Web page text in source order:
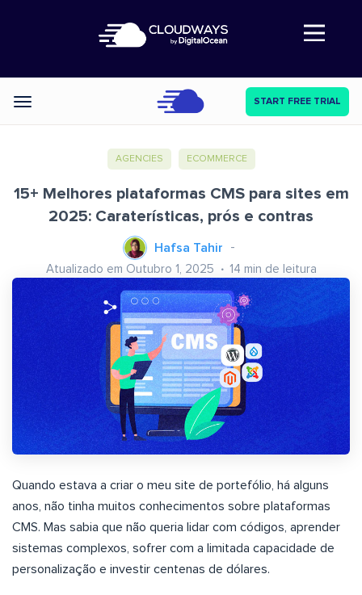
Abre a navegação
Categories START FREE TRIAL
AGENCIES ECOMMERCE
15+ Melhores plataformas CMS para sites em
2025: Caraterísticas, prós e contras
Hafsa Tahir
Atualizado em Outubro 1, 2025 14 min de leitura
Quando estava a criar o meu site de portefólio, há alguns
anos, não tinha muitos conhecimentos sobre plataformas
CMS. Mas sabia que não queria lidar com códigos, aprender
sistemas complexos, sofrer com a limitada capacidade de
personalização e investir centenas de dólares.